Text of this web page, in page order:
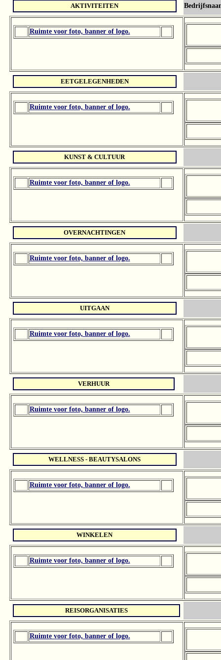
AKTIVITEITEN
Ruimte voor foto, banner of logo.
EETGELEGENHEDEN
Ruimte voor foto, banner of logo.
KUNST & CULTUUR
Ruimte voor foto, banner of logo.
OVERNACHTINGEN
Ruimte voor foto, banner of logo.
UITGAAN
Ruimte voor foto, banner of logo.
VERHUUR
Ruimte voor foto, banner of logo.
WELLNESS - BEAUTYSALONS
Ruimte voor foto, banner of logo.
WINKELEN
Ruimte voor foto, banner of logo.
REISORGANISATIES
Ruimte voor foto, banner of logo.